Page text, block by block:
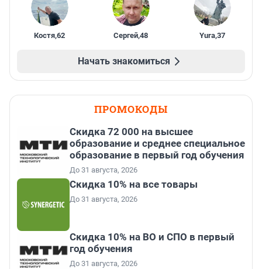
Костя,62 Сергей,48 Yura,37
Начать знакомиться
ПРОМОКОДЫ
Скидка 72 000 на высшее
образование и среднее специальное
образование в первый год обучения
До 31 августа, 2026
Скидка 10% на все товары
До 31 августа, 2026
Скидка 10% на ВО и СПО в первый
год обучения
До 31 августа, 2026